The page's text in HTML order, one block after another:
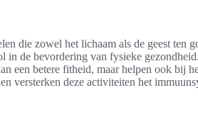
die zowel het lichaam als de geest ten
in de bevordering van fysieke
een betere fitheid, maar helpen ook bij
versterken deze activiteiten het